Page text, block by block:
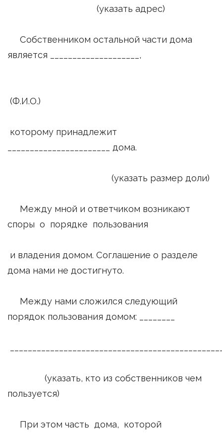
(указать адрес)
Собственником остальной части дома
является ____________________,
(Ф.И.О.)
которому принадлежит
_______________________ дома.
(указать размер доли)
Между мной и ответчиком возникают
споры о порядке пользования
и владения домом. Соглашение о разделе
дома нами не достигнуто.
Между нами сложился следующий
порядок пользования домом: ________
(указать, кто из собственников чем
пользуется)
При этом часть дома, которой